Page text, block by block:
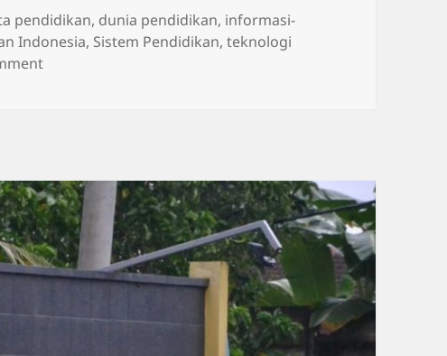
pendidikan, dunia pendidikan, informasi-
Indonesia, Sistem Pendidikan,teknologi
on Dampak Negatif AI untuk Siswa SMA terhadap